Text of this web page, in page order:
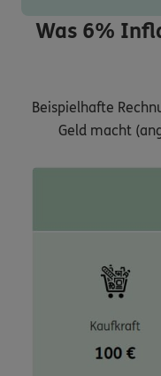
Was 6%
Beispielhafte
Geld macht